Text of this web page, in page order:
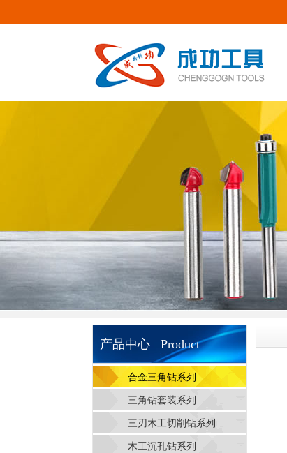
产品中心 Product
合金三角钻系列
三角钻套装系列
三刃木工切削钻系列
木工沉孔钻系列